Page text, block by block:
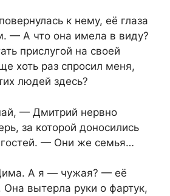
к нему, её глаза
— А что она имела в виду?
прислугой на своей
хоть раз спросил меня,
людей здесь?
— Дмитрий нервно
за которой доносились
гостей. — Они же семья…
А я — чужая? — её
Она вытерла руки о фартук,